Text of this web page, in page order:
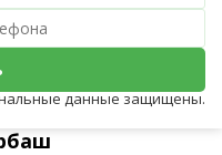
данные защищены.